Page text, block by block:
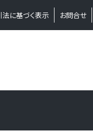
に基づく表示 お問合せ